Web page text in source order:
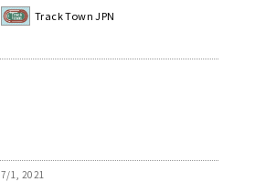
Track Town JPN 第68回 2021年7
月16日
Track Town JPN
7/1, 2021